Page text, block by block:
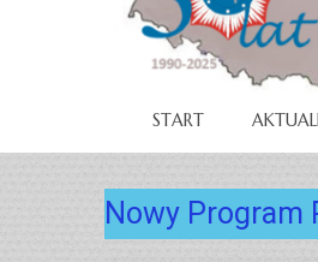
START
Nowy Program